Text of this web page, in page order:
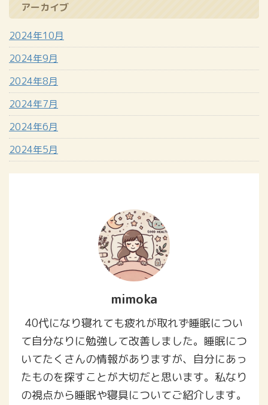
アーカイブ
2024年10月
2024年9月
2024年8月
2024年7月
2024年6月
2024年5月
mimoka
40代になり寝れても疲れが取れず睡眠につい
て自分なりに勉強して改善しました。睡眠につ
いてたくさんの情報がありますが、自分にあっ
たものを探すことが大切だと思います。私なり
の視点から睡眠や寝具についてご紹介します。